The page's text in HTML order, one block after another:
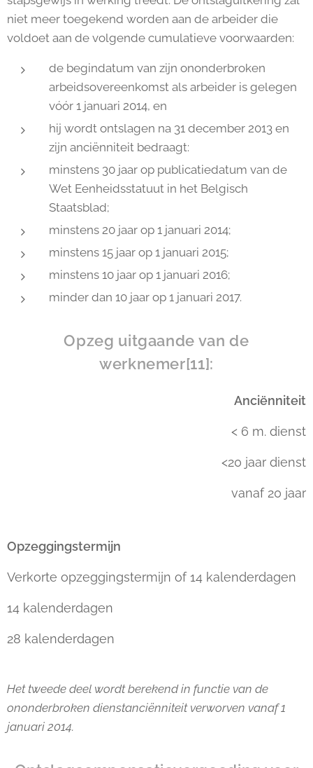
niet meer toegekend worden aan de arbeider die
voldoet aan de volgende cumulatieve voorwaarden:
de begindatum van zijn ononderbroken
arbeidsovereenkomst als arbeider is gelegen
vóór 1 januari 2014, en
hij wordt ontslagen na 31 december 2013 en
zijn anciënniteit bedraagt:
minstens 30 jaar op publicatiedatum van de
Wet Eenheidsstatuut in het Belgisch
Staatsblad;
minstens 20 jaar op 1 januari 2014;
minstens 15 jaar op 1 januari 2015;
minstens 10 jaar op 1 januari 2016;
minder dan 10 jaar op 1 januari 2017.
Opzeg uitgaande van de
werknemer[11]:
Anciënniteit
< 6 m. dienst
<20 jaar dienst
vanaf 20 jaar
Opzeggingstermijn
Verkorte opzeggingstermijn of 14 kalenderdagen
14 kalenderdagen
28 kalenderdagen
Het tweede deel wordt berekend in functie van de
ononderbroken dienstanciënniteit verworven vanaf 1
januari 2014.